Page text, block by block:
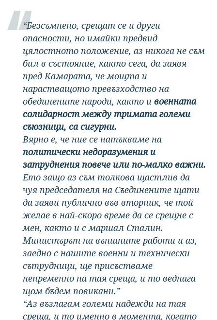
“Безсъмнено, срещат се и други
опасности, но имайки предвид
цялостното положение, аз никога не съм
бил в състояние, както сега, да заявя
пред Камарата, че мощта и
нарастващото превъзходство на
обединените народи, както и военната
солидарност между тримата големи
съюзници, са сигурни.
Вярно е, че ние се натъкваме на
политически недоразумения и
затруднения повече или по-малко важни.
Ето защо аз съм толкова щастлив да
чуя председателя на Съединените щати
да заяви публично във вторник, че той
желае в най-скоро време да се срещне с
мен, както и с маршал Сталин.
Министърът на външните работи и аз,
заедно с нашите военни и технически
сътрудници, ще присъстваме
непременно на тая среща, и то веднага
щом бъдем повикани.”
“Аз възлагам големи надежди на тая
среща, и то именно в момента, когато